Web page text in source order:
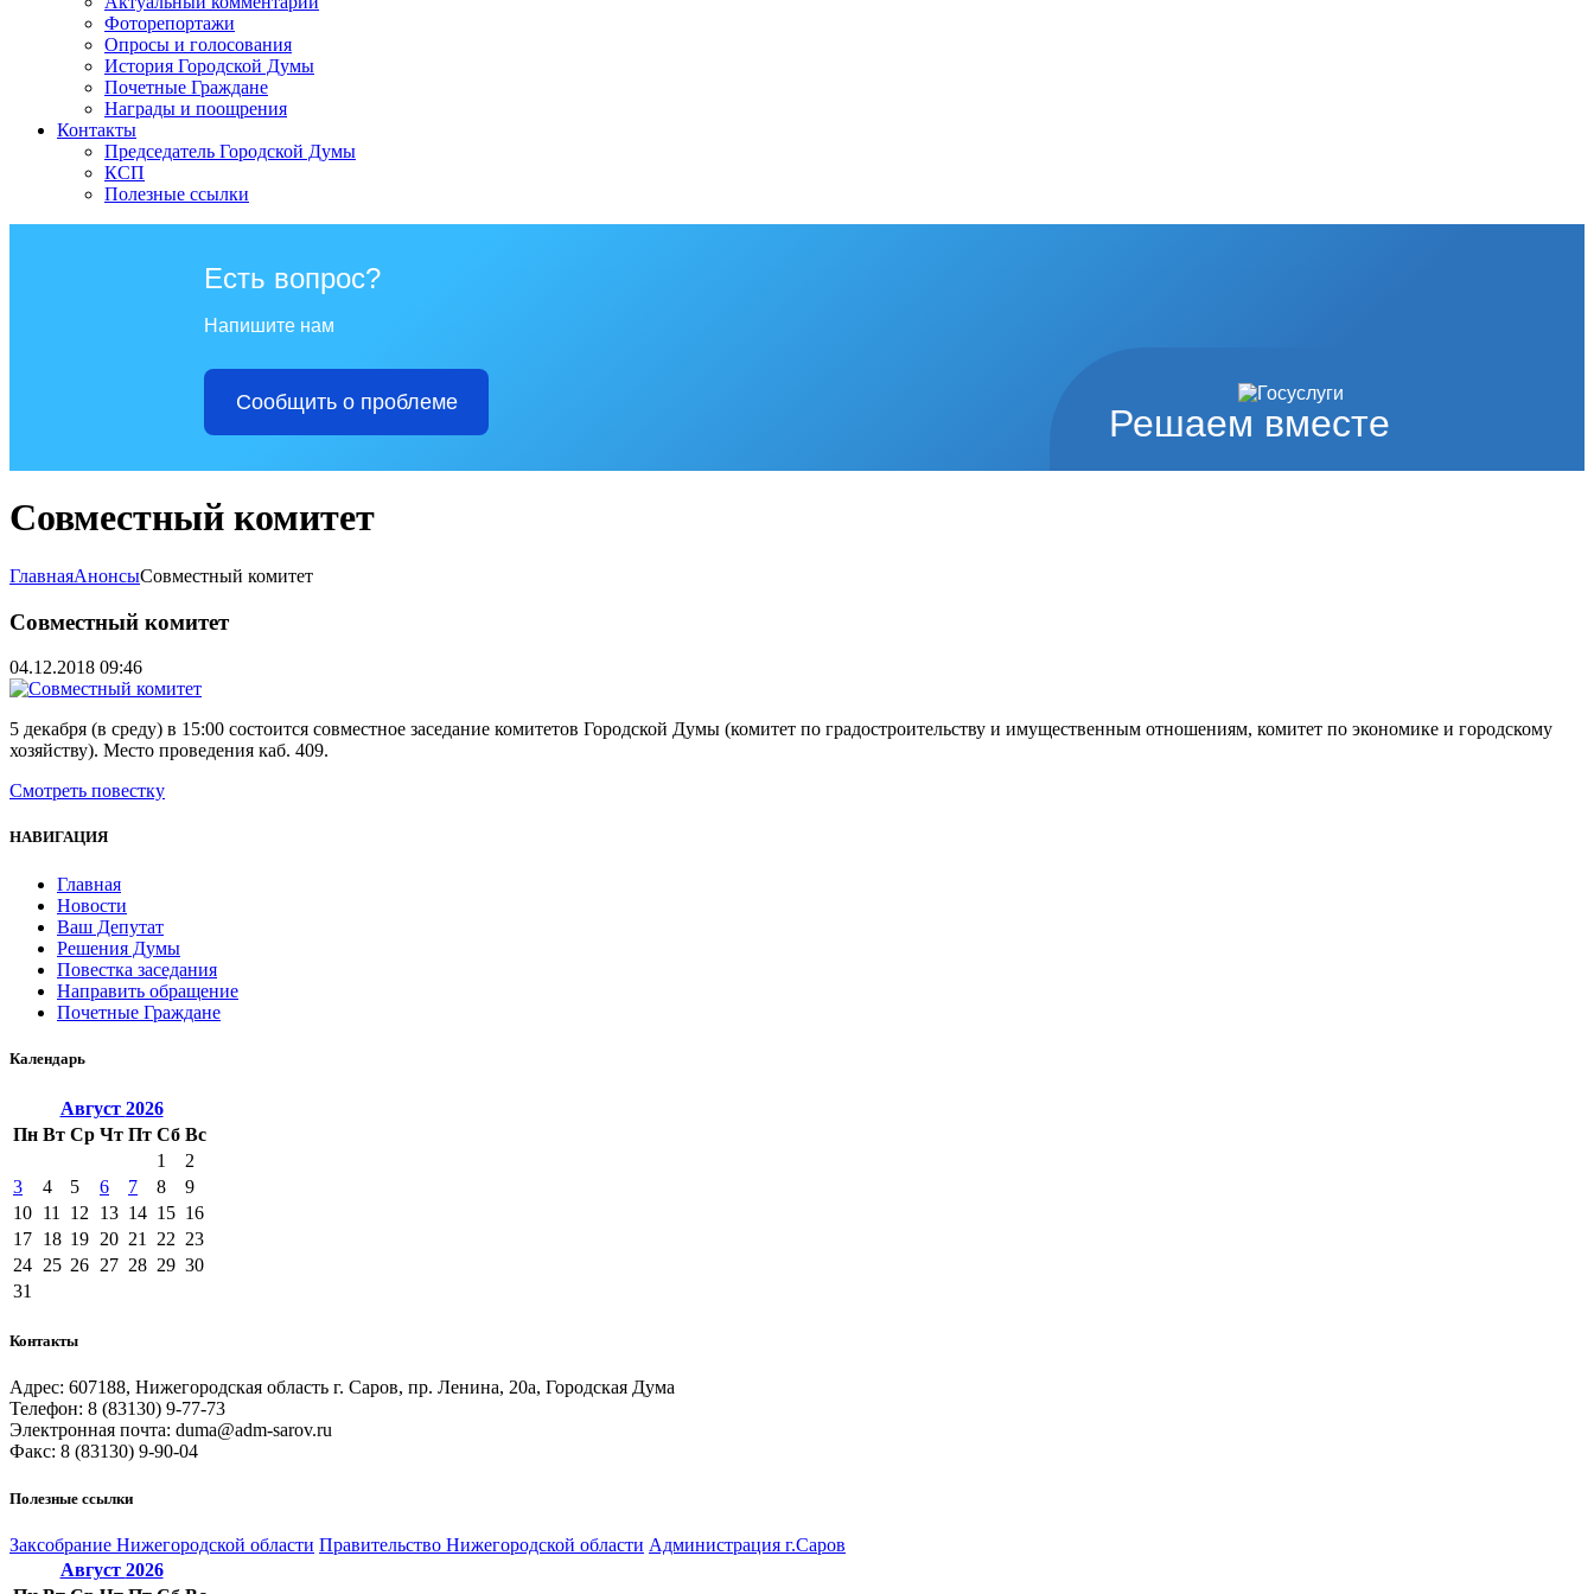
Фоторепортажи
Опросы и голосования
История Городской Думы
Почетные Граждане
Награды и поощрения
Контакты
Председатель Городской Думы
КСП
Полезные ссылки
Решаем вместе
Есть вопрос?
Напишите нам
Сообщить о проблеме
Совместный комитет
ГлавнаяАнонсыСовместный комитет
Совместный комитет
04.12.2018 09:46
5 декабря (в среду) в 15:00 состоится совместное заседание комитетов Городской Думы (комитет по градостроительству и имущественным отношениям, комитет по экономике и городскому
хозяйству). Место проведения каб. 409.
Смотреть повестку
НАВИГАЦИЯ
Главная
Новости
Ваш Депутат
Решения Думы
Повестка заседания
Направить обращение
Почетные Граждане
Календарь
Август 2026
Пн Вт Ср Чт Пт Сб Вс
1
2
3
4 5 6 7 8
9
10 11 12 13 14 15 16
17 18 19 20 21 22 23
24 25 26 27 28 29 30
31
Контакты
Адрес: 607188, Нижегородская область г. Саров, пр. Ленина, 20а, Городская Дума
Телефон: 8 (83130) 9-77-73
Электронная почта: duma@adm-sarov.ru
Факс: 8 (83130) 9-90-04
Полезные ссылки
Закcобрание Нижегородской области Правительство Нижегородской области Администрация г.Саров
Август 2026